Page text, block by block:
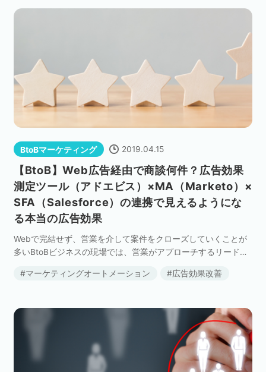
BtoBマーケティング 2019.04.15
【BtoB】Web広告経由で商談何件？広告効果
測定ツール（アドエビス）×MA（Marketo）×
SFA（Salesforce）の連携で見えるようにな
る本当の広告効果
Webで完結せず、営業を介して案件をクローズしていくことが
多いBtoBビジネスの現場では、営業がアプローチするリードを
評価基準はリード単価やCPAなどの指標で語 […]
マーケティングオートメーション 広告効果改善